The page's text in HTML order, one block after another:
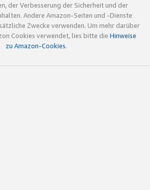
der Verbesserung der Sicherheit und der
Andere Amazon-Seiten und -Dienste
Zwecke verwenden. Um mehr darüber
Cookies verwendet, lies bitte die Hinweise
zu Amazon-Cookies.